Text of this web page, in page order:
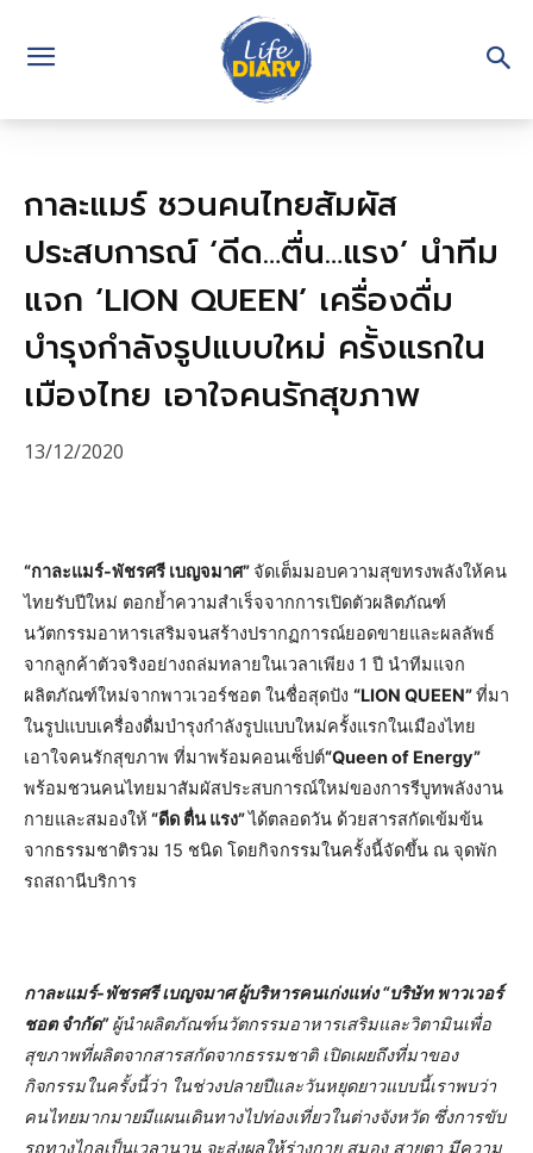
กาละแมร์ ชวนคนไทยสัมผัส
ประสบการณ์ ‘ดีด…ตื่น…แรง’ นำทีม
แจก ‘LION QUEEN’ เครื่องดื่ม
บำรุงกำลังรูปแบบใหม่ ครั้งแรกใน
เมืองไทย เอาใจคนรักสุขภาพ
13/12/2020
“กาละแมร์-พัชรศรี เบญจมาศ” จัดเต็มมอบความสุขทรงพลังให้คน
ไทยรับปีใหม่ ตอกย้ำความสำเร็จจากการเปิดตัวผลิตภัณฑ์
นวัตกรรมอาหารเสริมจนสร้างปรากฏการณ์ยอดขายและผลลัพธ์
จากลูกค้าตัวจริงอย่างถล่มทลายในเวลาเพียง 1 ปี นำทีมแจก
ผลิตภัณฑ์ใหม่จากพาวเวอร์ชอต ในชื่อสุดปัง “LION QUEEN”ที่มา
ในรูปแบบเครื่องดื่มบำรุงกำลังรูปแบบใหม่ครั้งแรกในเมืองไทย
เอาใจคนรักสุขภาพ ที่มาพร้อมคอนเซ็ปต์“Queen of Energy”
พร้อมชวนคนไทยมาสัมผัสประสบการณ์ใหม่ของการรีบูทพลังงาน
กายและสมองให้ “ดีด ตื่น แรง”ได้ตลอดวัน ด้วยสารสกัดเข้มข้น
จากธรรมชาติรวม 15 ชนิด โดยกิจกรรมในครั้งนี้จัดขึ้น ณ จุดพัก
รถสถานีบริการ
กาละแมร์-พัชรศรี เบญจมาศ ผู้บริหารคนเก่งแห่ง “บริษัท พาวเวอร์
ชอต จำกัด”ผู้นำผลิตภัณฑ์นวัตกรรมอาหารเสริมและวิตามินเพื่อ
สุขภาพที่ผลิตจากสารสกัดจากธรรมชาติ เปิดเผยถึงที่มาของ
กิจกรรมในครั้งนี้ว่า ในช่วงปลายปีและวันหยุดยาวแบบนี้เราพบว่า
คนไทยมากมายมีแผนเดินทางไปท่องเที่ยวในต่างจังหวัด ซึ่งการขับ
รถทางไกลเป็นเวลานาน จะส่งผลให้ร่างกาย สมอง สายตา มีความ